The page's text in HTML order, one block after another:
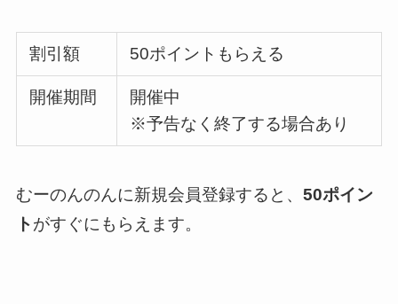
割引額 50ポイントもらえる
開催期間
開催中
※予告なく終了する場合あり
むーのんのんに新規会員登録すると、 50ポイン
トがすぐにもらえます。